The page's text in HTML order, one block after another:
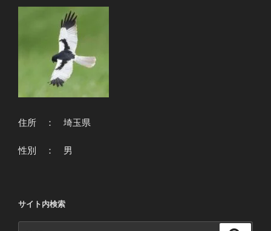
住所 ： 埼玉県
性別 ： 男
サイト内検索